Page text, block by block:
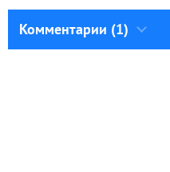
Комментарии (1)